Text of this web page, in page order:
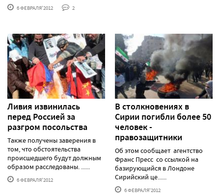
6 ФЕВРАЛЯ'2012 2
Ливия извинилась
перед Россией за
разгром посольства
Также получены заверения в
том, что обстоятельства
происшедшего будут должным
образом расследованы. ......
6 ФЕВРАЛЯ'2012
В столкновениях в
Сирии погибли более 50
человек -
правозащитники
Об этом сообщает агентство
Франс Пресс со ссылкой на
базирующийся в Лондоне
Сирийский це......
6 ФЕВРАЛЯ'2012